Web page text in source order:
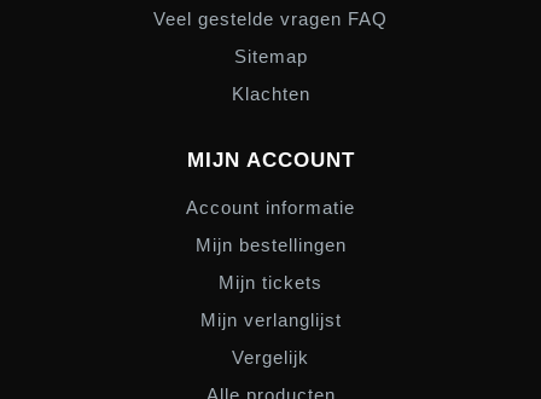
Veel gestelde vragen FAQ
Sitemap
Klachten
MIJN ACCOUNT
Account informatie
Mijn bestellingen
Mijn tickets
Mijn verlanglijst
Vergelijk